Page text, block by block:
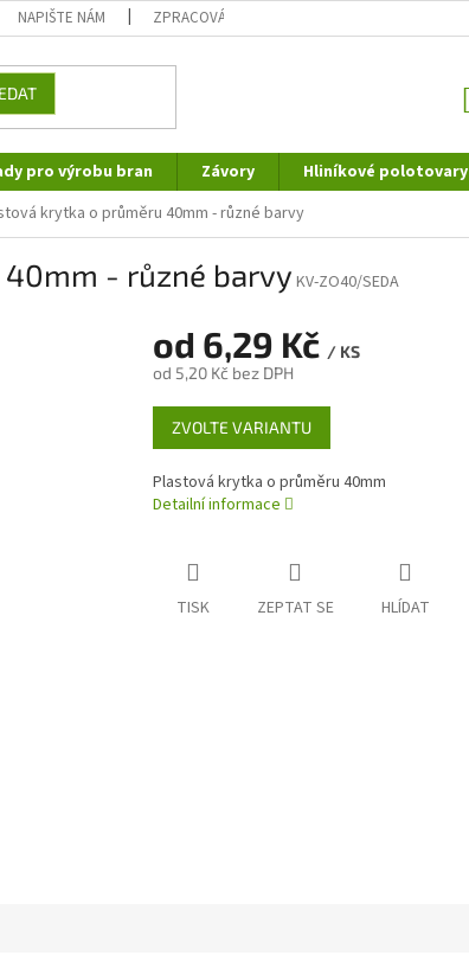
NAPIŠTE NÁM ZPRACOVÁNÍ OSOBNÍCH ÚDAJŮ
pro výrobu bran Závory
Hliníkové polotovary
krytka o průměru 40mm - různé barvy
- různé barvy KV-ZO40/SEDA
od 6,29 Kč / KS
od 5,20 Kčbez DPH
Měrná
cena:
ZVOLTE VARIANTU
Plastová krytka o průměru 40mm
Detailní informace
TISK ZEPTAT SE HLÍDAT